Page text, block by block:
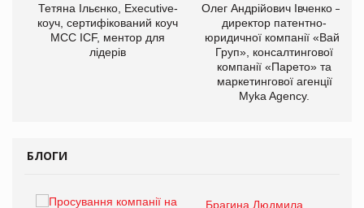
Тетяна Ільєнко, Executive-
коуч, сертифікований коуч
МСС ICF, ментор для
лідерів
Олег Андрійович Івченко —
директор патентно-
юридичної компанії «Вайз
Груп», консалтингової
компанії «Парето» та
маркетингової агенції
Myka Agency.
БЛОГИ
Брагина Людмила